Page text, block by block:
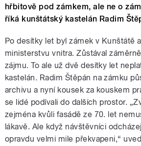
hřbitově pod zámkem, ale ne o
říká kunštátský kastelán Radim
Po desítky let byl zámek v Kunštátě
ministerstvu vnitra. Zůstával
zájmu. To ale už dvě desítky let
kastelán. Radim Štěpán na zámku
archivu a nyní kousek za kouskem
se lidé podívali do dalších prostor.
zejména kvůli fasádě ze 70. let
lákavě. Ale když návštěvníci
opravdu velmi mile překvapeni,“